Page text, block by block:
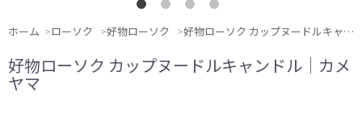
ホーム ローソク 好物ローソク 好物ローソク カップヌードルキャンドル｜カメヤマ
好物ローソク カップヌードルキャンドル｜カメ
ヤマ